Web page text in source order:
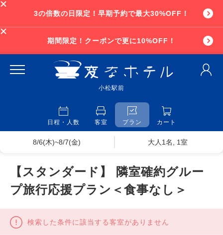
3の倍数の日限定！早期予約で最大30%OFF！
期間限定！クーポンで更に10%OFF！
小松駅前
日程・人数 客室 プラン カート
8/6(木)~8/7(金) 大人1名, 1室
【スタンダード】 隣室確約グルー
プ旅行応援プラン＜食事なし＞
検索した条件に該当する客室がありません